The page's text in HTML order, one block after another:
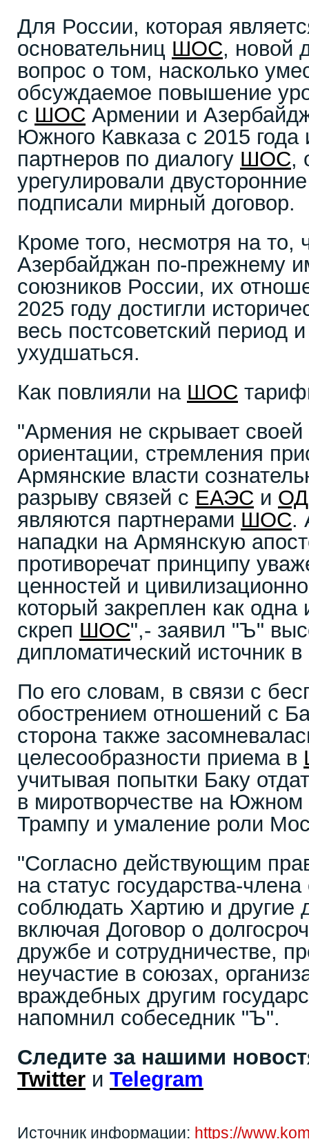
Для России, которая
основательниц ШОС, новой
вопрос о том, насколько
обсуждаемое повышение
с ШОС Армении и
Южного Кавказа с 2015 года
партнеров по диалогу ШОС,
урегулировали
подписали мирный договор.
Кроме того, несмотря на то,
Азербайджан по-прежнему
союзников России, их
2025 году достигли
весь постсоветский период
ухудшаться.
Как повлияли на ШОС
"Армения не скрывает своей
ориентации, стремления
Армянские власти
разрыву связей с ЕАЭС и
являются партнерами ШОС.
нападки на Армянскую
противоречат принципу
ценностей и
который закреплен как
скреп ШОС",- заявил "Ъ"
дипломатический источник
По его словам, в связи с
обострением отношений с
сторона также
целесообразности приема в
учитывая попытки Баку
в миротворчестве на Южном
Трампу и умаление роли
"Согласно действующим
на статус государства-
соблюдать Хартию и другие
включая Договор о
дружбе и сотрудничестве,
неучастие в союзах,
враждебных другим
напомнил собеседник "Ъ".
Следите за нашими
Twitter и Telegram
Источник информации: https://